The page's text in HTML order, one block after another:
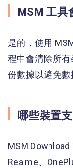
MSM 工具
是的，使用
程中會清除所
份數據以避免數
哪些裝置
MSM Download
Realme、